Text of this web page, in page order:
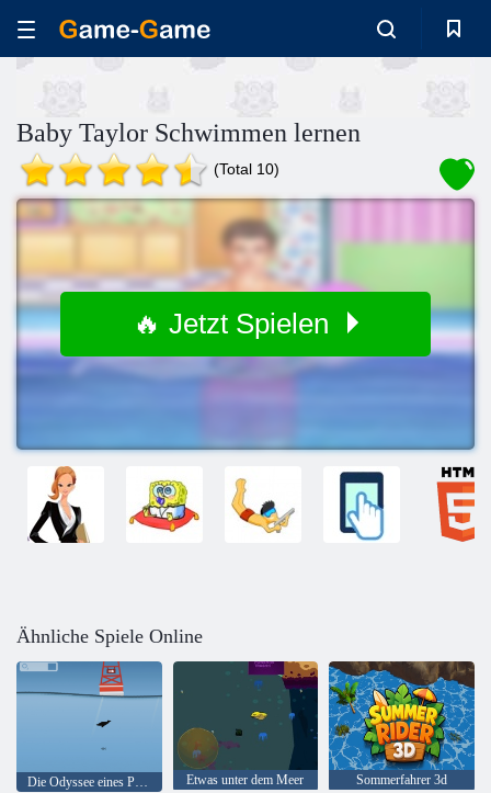
Baby Taylor Schwimmen lernen
(Total 10)
🔥 Jetzt Spielen
Ähnliche Spiele Online
Die Odyssee eines Pinguins Etwas unter dem Meer Sommerfahrer 3d